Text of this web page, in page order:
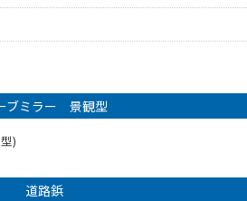
ブミラー 景観型
)
道路鋲